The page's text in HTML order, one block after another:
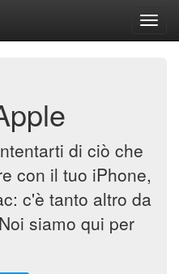
di ciò che
con il tuo iPhone,
c'è tanto altro da
siamo qui per